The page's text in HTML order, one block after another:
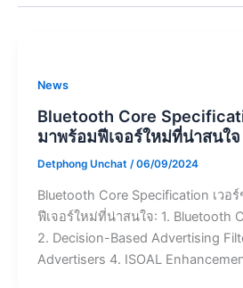
News
Bluetooth Core
มาพร้อมฟีเจอร์ใหม่ที่น่าสนใจ
Detphong Unchat /06/09/2024
Bluetooth Core Specification เวอ
ฟีเจอร์ใหม่ที่น่าสนใจ: 1. Bluetooth
2. Decision-Based Advertising
Advertisers 4. ISOAL